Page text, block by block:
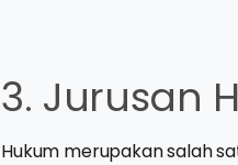
3. Jurusan
Hukum merupakan salah